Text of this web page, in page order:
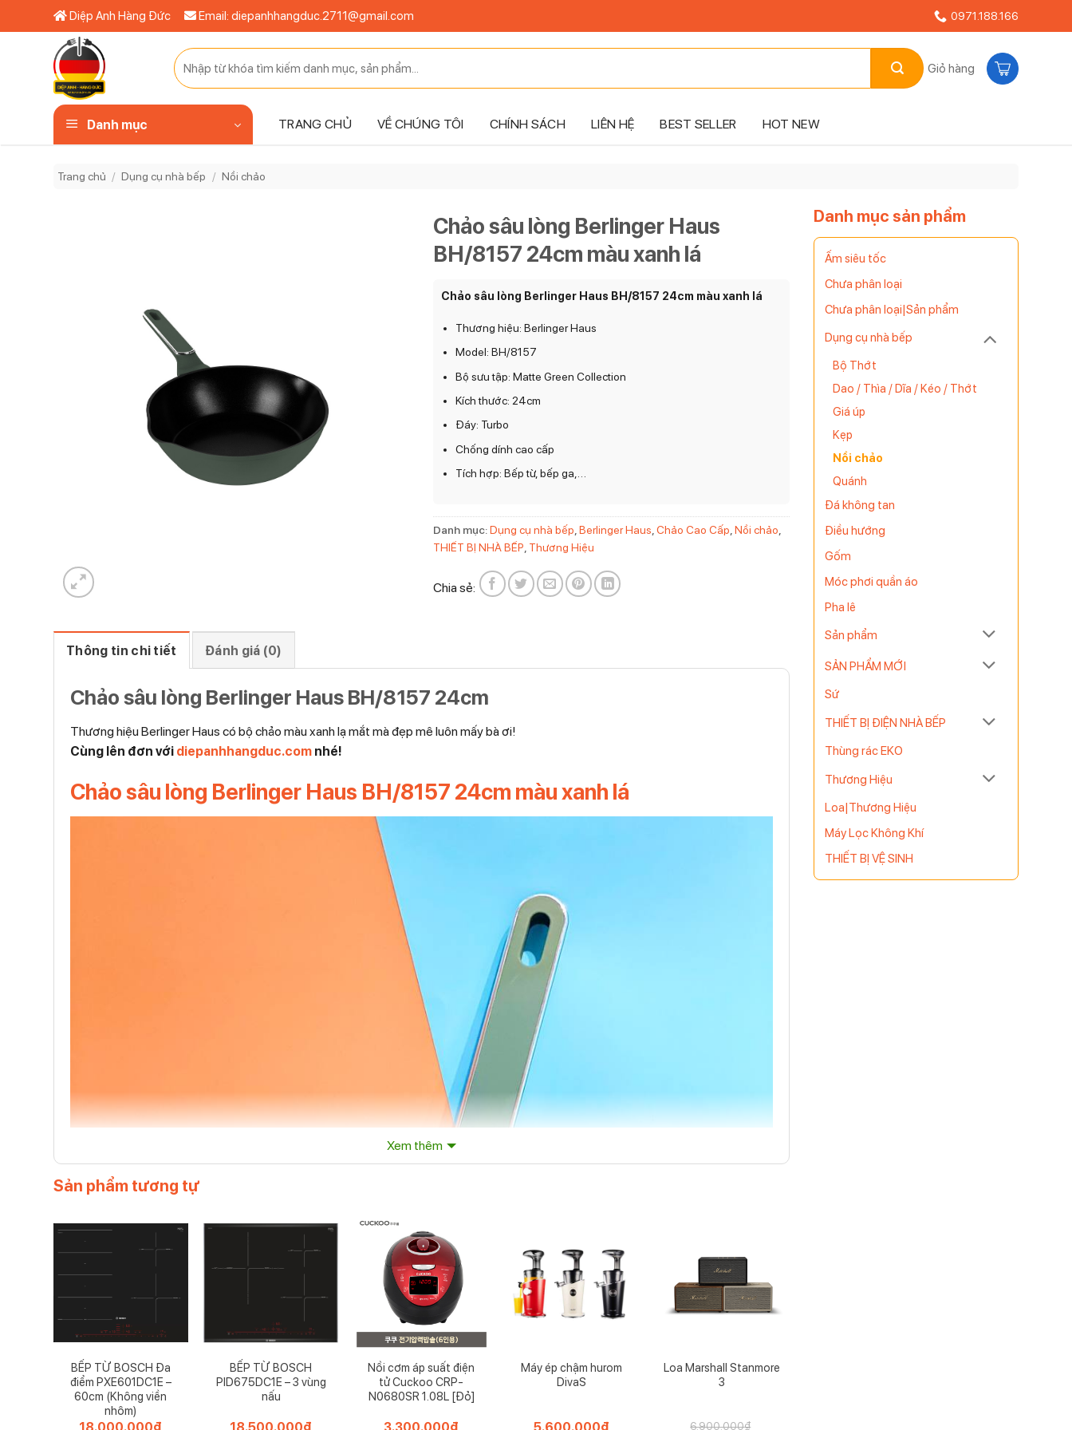
qua
Diệp Anh Hàng Đức Email: diepanhhangduc.2711@gmail.com 0971.188.166
Tìm
kiếm:
Giỏ hàng
Danh mục TRANG CHỦ VỀ CHÚNG TÔI CHÍNH SÁCH LIÊN HỆ BEST SELLER HOT NEW
Trang chủ / Dụng cụ nhà bếp / Nồi chảo
Danh mục sản phẩm
Ấm siêu tốc
Chưa phân loại
Chưa phân loại|Sản phẩm
Dụng cụ nhà bếp
Bộ Thớt
Dao / Thìa / Dĩa / Kéo / Thớt
Giá úp
Kẹp
Nồi chảo
Quánh
Đá không tan
Điều hướng
Gốm
Móc phơi quần áo
Pha lê
Sản phẩm
SẢN PHẨM MỚI
Sứ
THIẾT BỊ ĐIỆN NHÀ BẾP
Thùng rác EKO
Thương Hiệu
Loa|Thương Hiệu
Máy Lọc Không Khí
THIẾT BỊ VỆ SINH
Chảo sâu lòng Berlinger Haus
BH/8157 24cm màu xanh lá
Chảo sâu lòng Berlinger Haus BH/8157 24cm màu xanh lá
Thương hiệu: Berlinger Haus
Model: BH/8157
Bộ sưu tập: Matte Green Collection
Kích thước: 24cm
Đáy: Turbo
Chống dính cao cấp
Tích hợp: Bếp từ, bếp ga,…
Danh mục:Dụng cụ nhà bếp,Berlinger Haus,Chảo Cao Cấp,Nồi chảo,
THIẾT BỊ NHÀ BẾP, Thương Hiệu
Chia sẻ:
Thông tin chi tiết Đánh giá (0)
Chảo sâu lòng Berlinger Haus BH/8157 24cm
Thương hiệu Berlinger Haus có bộ chảo màu xanh lạ mắt mà đẹp mê luôn mấy bà ơi!
Cùng lên đơn với diepanhhangduc.com nhé!
Chảo sâu lòng Berlinger Haus BH/8157 24cm màu xanh lá
Xem thêm
Sản phẩm tương tự
BẾP TỪ BOSCH Đa
điểm PXE601DC1E –
60cm (Không viền
nhôm)
18.000.000₫
BẾP TỪ BOSCH
PID675DC1E – 3 vùng
nấu
18.500.000₫
Nồi cơm áp suất điện
tử Cuckoo CRP-
N0680SR 1.08L [Đỏ]
3.300.000₫
Máy ép chậm hurom
DivaS
5.600.000₫
Loa Marshall Stanmore
3
6.900.000₫